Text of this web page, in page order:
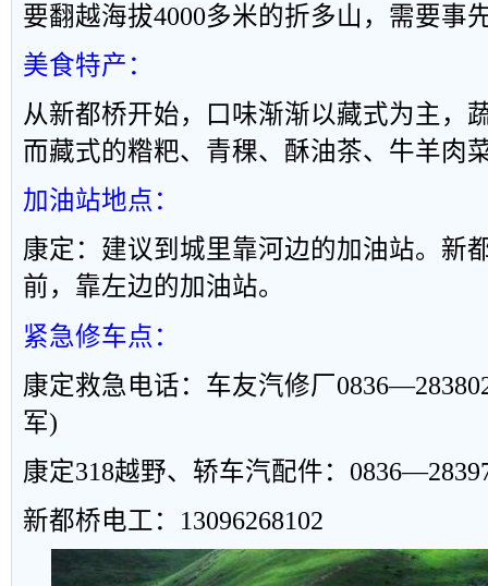
要翻越海拔4000多米的折多山，需要事
美食特产：
从新都桥开始，口味渐渐以藏式为主，
而藏式的糌粑、青稞、酥油茶、牛羊肉
加油站地点：
康定：建议到城里靠河边的加油站。新
前，靠左边的加油站。
紧急修车点：
康定救急电话：车友汽修厂
军)
康定318越野、轿车汽配件：
新都桥电工： 13096268102